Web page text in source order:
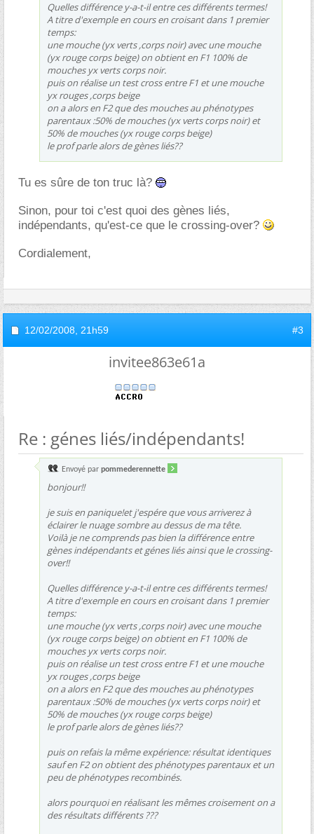
Quelles différence y-a-t-il entre ces différents termes!
A titre d'exemple en cours en croisant dans 1 premier
temps:
une mouche (yx verts ,corps noir) avec une mouche
(yx rouge corps beige) on obtient en F1 100% de
mouches yx verts corps noir.
puis on réalise un test cross entre F1 et une mouche
yx rouges ,corps beige
on a alors en F2 que des mouches au phénotypes
parentaux :50% de mouches (yx verts corps noir) et
50% de mouches (yx rouge corps beige)
le prof parle alors de gènes liés??
Tu es sûre de ton truc là?
Sinon, pour toi c'est quoi des gènes liés,
indépendants, qu'est-ce que le crossing-over?
Cordialement,
12/02/2008, 21h59 #3
invitee863e61a
Re : génes liés/indépendants!
Envoyé par pommederennette
bonjour!!
je suis en panique!et j'espére que vous arriverez à
éclairer le nuage sombre au dessus de ma tête.
Voilà je ne comprends pas bien la différence entre
gènes indépendants et génes liés ainsi que le crossing-
over!!
Quelles différence y-a-t-il entre ces différents termes!
A titre d'exemple en cours en croisant dans 1 premier
temps:
une mouche (yx verts ,corps noir) avec une mouche
(yx rouge corps beige) on obtient en F1 100% de
mouches yx verts corps noir.
puis on réalise un test cross entre F1 et une mouche
yx rouges ,corps beige
on a alors en F2 que des mouches au phénotypes
parentaux :50% de mouches (yx verts corps noir) et
50% de mouches (yx rouge corps beige)
le prof parle alors de gènes liés??
puis on refais la même expérience: résultat identiques
sauf en F2 on obtient des phénotypes parentaux et un
peu de phénotypes recombinés.
alors pourquoi en réalisant les mêmes croisement on a
des résultats différents ???